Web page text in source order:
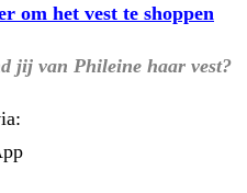
om het vest te shoppen
jij van Phileine haar vest?